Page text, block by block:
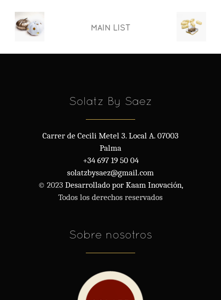
MAIN LIST
Solatz By Saez
Carrer de Cecili Metel 3. Local A. 07003
Palma
+34 697 19 50 04
solatzbysaez@gmail.com
© 2023 Desarrollado por Kaam Inovación,
Todos los derechos reservados
Sobre nosotros